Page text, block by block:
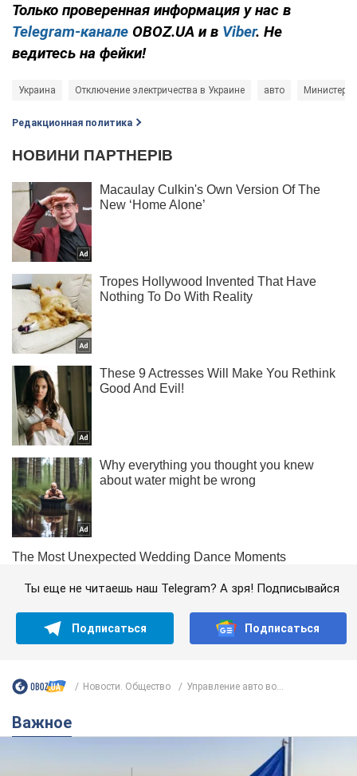
Только проверенная информация у нас в
Telegram-канале OBOZ.UA и в Viber. Не
ведитесь на фейки!
Украина Отключение электричества в Украине авто
Редакционная политика
Ты еще не читаешь наш Telegram? А зря! Подписывайся
Подписаться Подписаться
Новости. Общество Управление авто во...
Важное